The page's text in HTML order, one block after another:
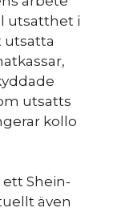
utsatthet i
utsatta
utsatts
kollo
Shein-
även